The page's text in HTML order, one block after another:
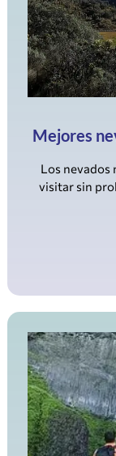
Mejores
visitar sin